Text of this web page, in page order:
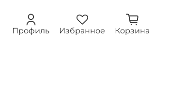
Профиль Избранное Корзина